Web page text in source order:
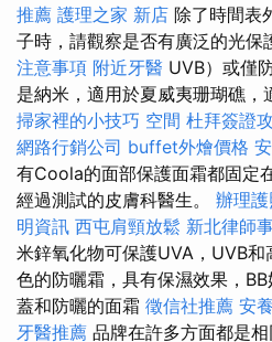
推薦 護理之家 新店 除了時間表
子時，請觀察是否有廣泛的光保
注意事項 附近牙醫 UVB）或僅
是納米，適用於夏威夷珊瑚礁，
掃家裡的小技巧 空間 杜拜簽證
網路行銷公司 buffet外燴價格
有Coola的面部保護面霜都固定
經過測試的皮膚科醫生。 辦理
明資訊 西屯肩頸放鬆 新北律師
米鋅氧化物可保護UVA，UVB
色的防曬霜，具有保濕效果，
蓋和防曬的面霜 徵信社推薦 安
牙醫推薦 品牌在許多方面都是相